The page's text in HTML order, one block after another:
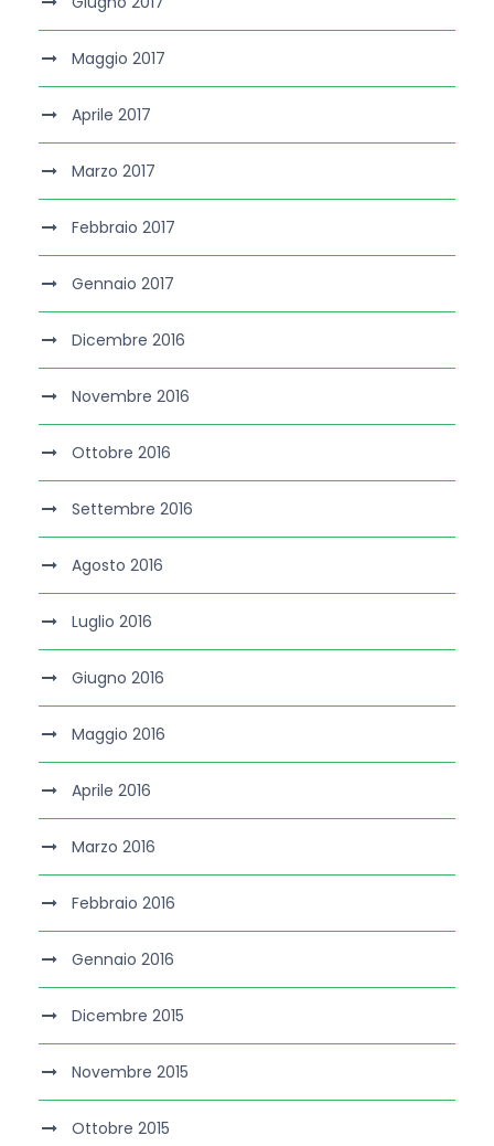
Maggio 2017
Aprile 2017
Marzo 2017
Febbraio 2017
Gennaio 2017
Dicembre 2016
Novembre 2016
Ottobre 2016
Settembre 2016
Agosto 2016
Luglio 2016
Giugno 2016
Maggio 2016
Aprile 2016
Marzo 2016
Febbraio 2016
Gennaio 2016
Dicembre 2015
Novembre 2015
Ottobre 2015